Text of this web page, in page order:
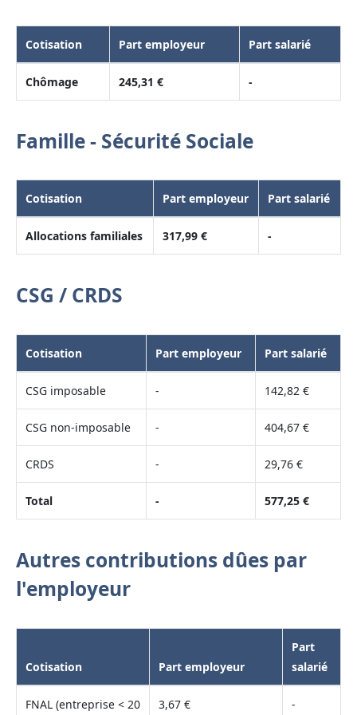
Cotisation Part employeur Part salarié
Chômage 245,31 € -
Famille - Sécurité Sociale
Cotisation Part employeur Part salarié
Allocations familiales 317,99 € -
CSG / CRDS
Cotisation Part employeur Part salarié
CSG imposable - 142,82 €
CSG non-imposable - 404,67 €
CRDS - 29,76 €
Total - 577,25 €
Autres contributions dûes par
l'employeur
Cotisation Part employeur
Part
salarié
FNAL (entreprise < 20
3,67 € -